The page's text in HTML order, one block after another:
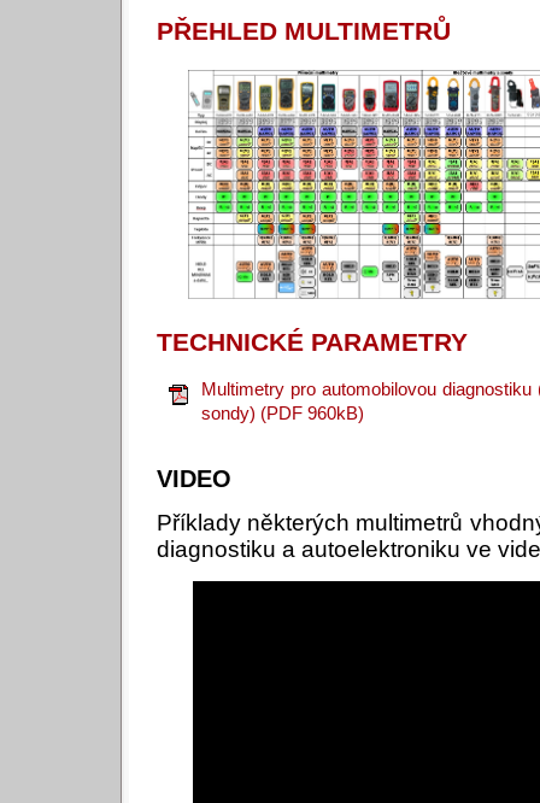
PŘEHLED MULTIMETRŮ
TECHNICKÉ PARAMETRY
Multimetry pro automobilovou
sondy) (PDF 960kB)
VIDEO
Příklady některých multimetrů
diagnostiku a autoelektroniku ve